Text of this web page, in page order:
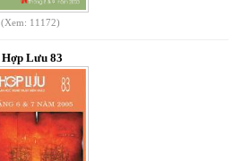
(Xem: 11172)
Hợp Lưu 83